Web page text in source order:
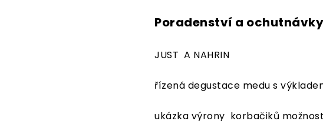
Poradenství a ochutnávky
JUST A NAHRIN
řízená degustace medu s
ukázka výrony korbačiků